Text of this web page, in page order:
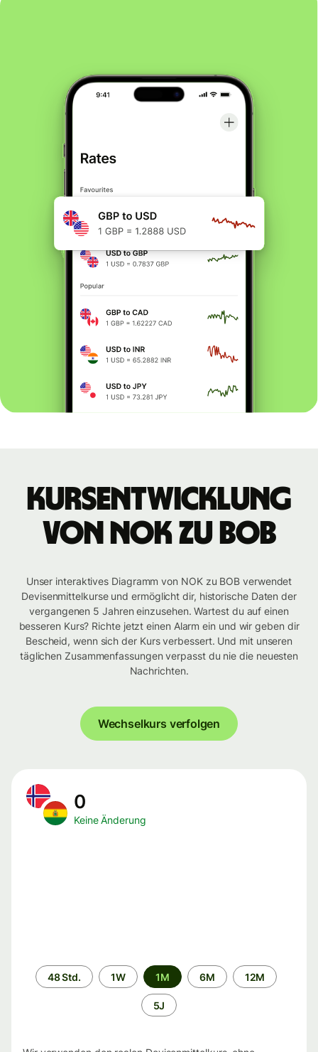
Kursentwicklung
von NOK zu BOB
Unser interaktives Diagramm von NOK zu BOB verwendet
Devisenmittelkurse und ermöglicht dir, historische Daten der
vergangenen 5 Jahren einzusehen. Wartest du auf einen
besseren Kurs? Richte jetzt einen Alarm ein und wir geben dir
Bescheid, wenn sich der Kurs verbessert. Und mit unseren
täglichen Zusammenfassungen verpasst du nie die neuesten
Nachrichten.
Wechselkurs verfolgen
0
Keine Änderung
Zeitraum
48 Std. 1W 1M 6M 12M
5J